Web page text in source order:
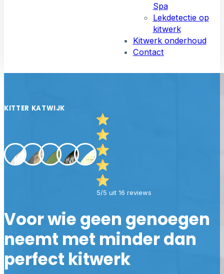
Spa
Lekdetectie op
kitwerk
Kitwerk onderhoud
Contact
KITTER KATWIJK
5/5 uit 16 reviews
Voor wie geen genoegen
neemt met minder dan
perfect kitwerk